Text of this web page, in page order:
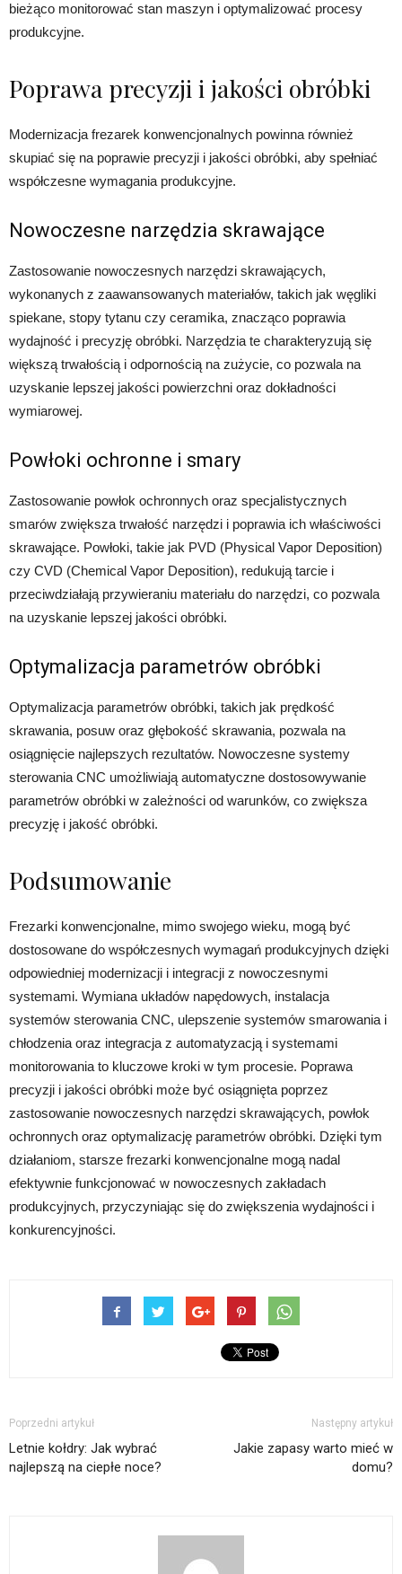
bieżąco monitorować stan maszyn i optymalizować procesy
produkcyjne.
Poprawa precyzji i jakości obróbki
Modernizacja frezarek konwencjonalnych powinna również
skupiać się na poprawie precyzji i jakości obróbki, aby spełniać
współczesne wymagania produkcyjne.
Nowoczesne narzędzia skrawające
Zastosowanie nowoczesnych narzędzi skrawających,
wykonanych z zaawansowanych materiałów, takich jak węgliki
spiekane, stopy tytanu czy ceramika, znacząco poprawia
wydajność i precyzję obróbki. Narzędzia te charakteryzują się
większą trwałością i odpornością na zużycie, co pozwala na
uzyskanie lepszej jakości powierzchni oraz dokładności
wymiarowej.
Powłoki ochronne i smary
Zastosowanie powłok ochronnych oraz specjalistycznych
smarów zwiększa trwałość narzędzi i poprawia ich właściwości
skrawające. Powłoki, takie jak PVD (Physical Vapor Deposition)
czy CVD (Chemical Vapor Deposition), redukują tarcie i
przeciwdziałają przywieraniu materiału do narzędzi, co pozwala
na uzyskanie lepszej jakości obróbki.
Optymalizacja parametrów obróbki
Optymalizacja parametrów obróbki, takich jak prędkość
skrawania, posuw oraz głębokość skrawania, pozwala na
osiągnięcie najlepszych rezultatów. Nowoczesne systemy
sterowania CNC umożliwiają automatyczne dostosowywanie
parametrów obróbki w zależności od warunków, co zwiększa
precyzję i jakość obróbki.
Podsumowanie
Frezarki konwencjonalne, mimo swojego wieku, mogą być
dostosowane do współczesnych wymagań produkcyjnych dzięki
odpowiedniej modernizacji i integracji z nowoczesnymi
systemami. Wymiana układów napędowych, instalacja
systemów sterowania CNC, ulepszenie systemów smarowania i
chłodzenia oraz integracja z automatyzacją i systemami
monitorowania to kluczowe kroki w tym procesie. Poprawa
precyzji i jakości obróbki może być osiągnięta poprzez
zastosowanie nowoczesnych narzędzi skrawających, powłok
ochronnych oraz optymalizację parametrów obróbki. Dzięki tym
działaniom, starsze frezarki konwencjonalne mogą nadal
efektywnie funkcjonować w nowoczesnych zakładach
produkcyjnych, przyczyniając się do zwiększenia wydajności i
konkurencyjności.
Poprzedni artykuł
Letnie kołdry: Jak wybrać
najlepszą na ciepłe noce?
Następny artykuł
Jakie zapasy warto mieć w
domu?